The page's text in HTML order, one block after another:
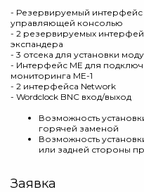
- Резервируемый интерфейс
управляющей консолью
- 2 резервируемых
экспандера
- 3 отсека для установки
- Интерфейс МЕ для
мониторинга МЕ-1
- 2 интерфейса Network
- Wordclock BNC вход/выход
Возможность
горячей заменой
Возможность
или задней стороны
Заявка